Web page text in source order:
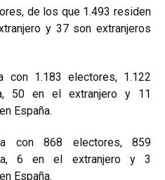
de los que 1.493 residen
y 37 son extranjeros
con 1.183 electores, 1.122
50 en el extranjero y 11
España.
con 868 electores, 859
6 en el extranjero y 3
España.